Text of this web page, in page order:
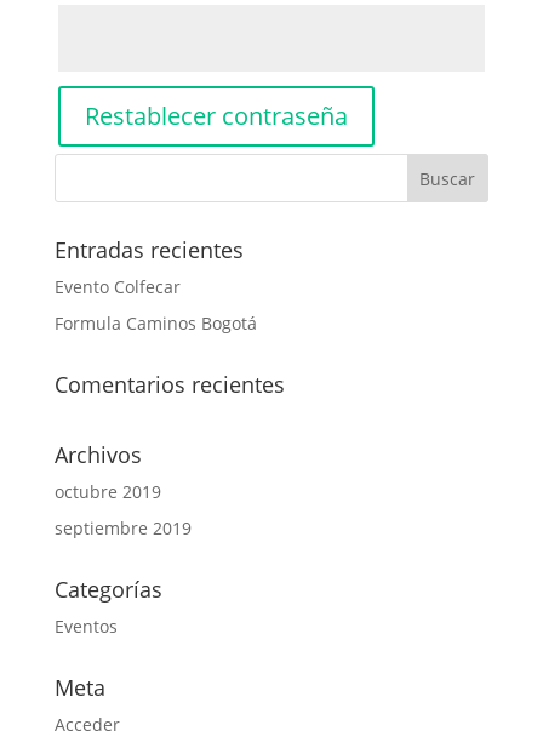
Restablecer contraseña
Entradas recientes
Evento Colfecar
Formula Caminos Bogotá
Comentarios recientes
Archivos
octubre 2019
septiembre 2019
Categorías
Eventos
Meta
Acceder